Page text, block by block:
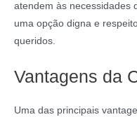
atendem às necessidades
uma opção digna e
queridos.
Vantagens da
Uma das principais